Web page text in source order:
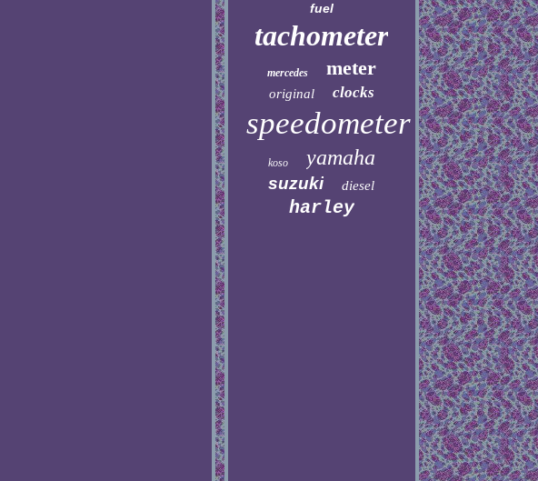
fuel
tachometer
mercedes meter
original clocks
speedometer
koso yamaha
suzuki diesel
harley